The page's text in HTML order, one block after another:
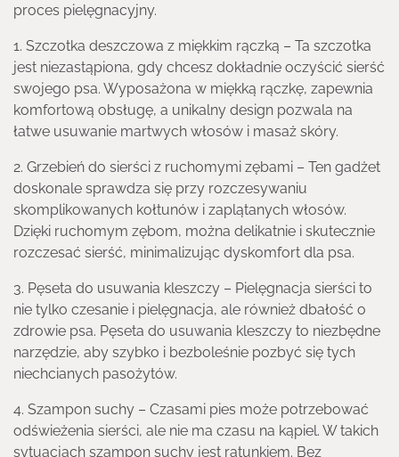
proces pielęgnacyjny.
1. Szczotka deszczowa z miękkim rączką – Ta szczotka
jest niezastąpiona, gdy chcesz dokładnie oczyścić sierść
swojego psa. Wyposażona w miękką rączkę, zapewnia
komfortową obsługę, a unikalny design pozwala na
łatwe usuwanie martwych włosów i masaż skóry.
2. Grzebień do sierści z ruchomymi zębami – Ten gadżet
doskonale sprawdza się przy rozczesywaniu
skomplikowanych kołtunów i zaplątanych włosów.
Dzięki ruchomym zębom, można delikatnie i skutecznie
rozczesać sierść, minimalizując dyskomfort dla psa.
3. Pęseta do usuwania kleszczy – Pielęgnacja sierści to
nie tylko czesanie i pielęgnacja, ale również dbałość o
zdrowie psa. Pęseta do usuwania kleszczy to niezbędne
narzędzie, aby szybko i bezboleśnie pozbyć się tych
niechcianych pasożytów.
4. Szampon suchy – Czasami pies może potrzebować
odświeżenia sierści, ale nie ma czasu na kąpiel. W takich
sytuacjach szampon suchy jest ratunkiem. Bez